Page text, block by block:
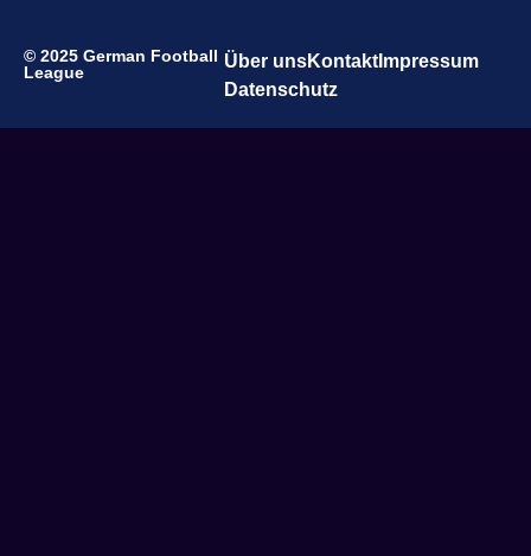
© 2025 German Football
League
Über unsKontaktImpressum
Datenschutz